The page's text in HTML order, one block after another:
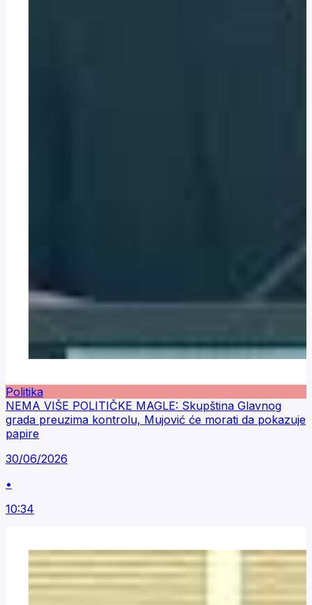
Politika
NEMA VIŠE POLITIČKE MAGLE: Skupština Glavnog
grada preuzima kontrolu, Mujović će morati da pokazuje
papire
30/06/2026
•
10:34